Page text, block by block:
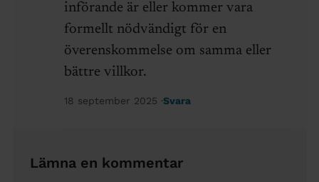
införande är eller kommer vara
formellt nödvändigt för en
överenskommelse om samma eller
bättre villkor.
18 september 2025 Svara
Lämna en kommentar